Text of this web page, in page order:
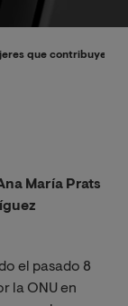
que contribuyeron
María Prats
el pasado 8
la ONU en